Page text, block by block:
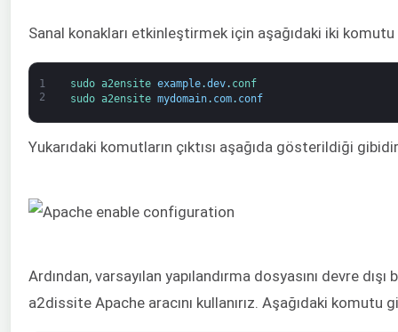
Sanal konakları etkinleştirmek için aşağıdaki iki
1
2
sudo a2ensite example.dev. conf
sudo a2ensite mydomain. com. conf
Yukarıdaki komutların çıktısı aşağıda gösterildiği
Ardından, varsayılan yapılandırma dosyasını devre dışı
a2dissite Apache aracını kullanırız. Aşağıdaki komutu